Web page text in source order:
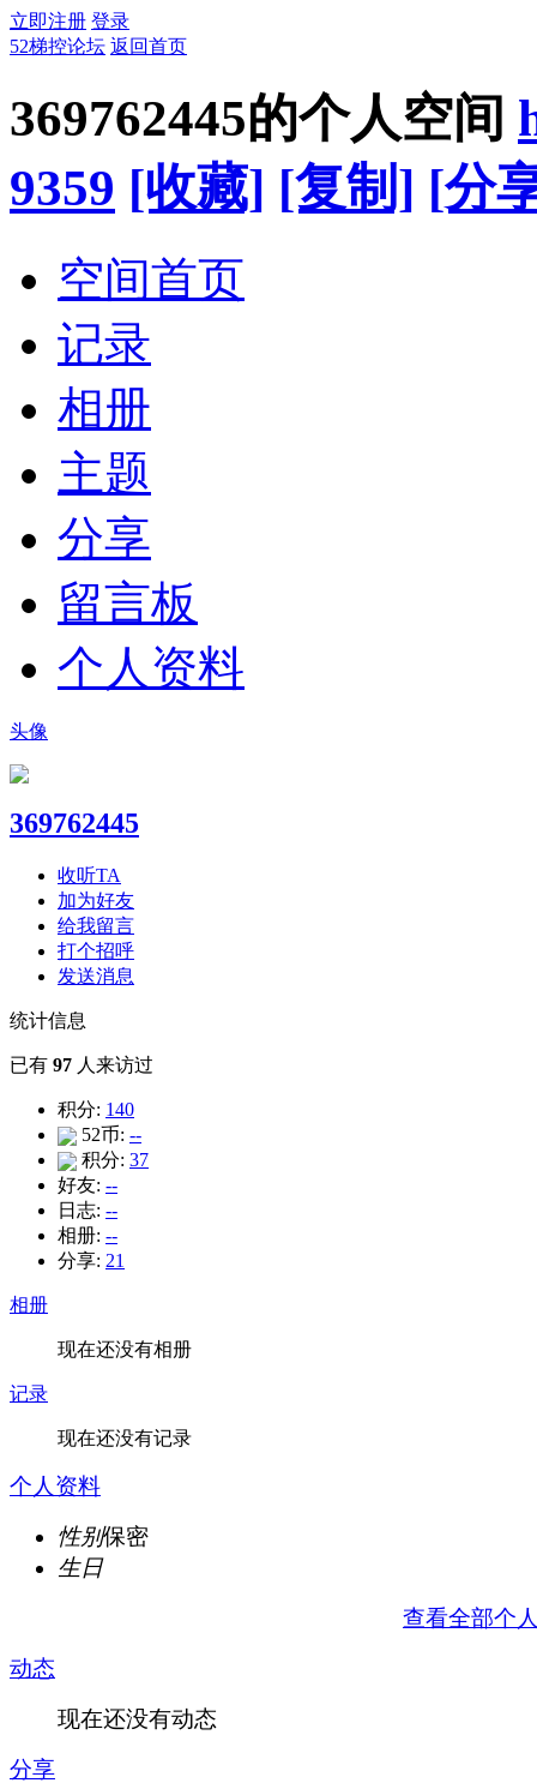
立即注册 登录
52梯控论坛 返回首页
369762445的个人空间
9359 [收藏] [复制] [分
空间首页
记录
相册
主题
分享
留言板
个人资料
头像
369762445
收听TA
加为好友
给我留言
打个招呼
发送消息
统计信息
已有 97 人来访过
积分: 140
52币: --
积分: 37
好友: --
日志: --
相册: --
分享: 21
相册
现在还没有相册
记录
现在还没有记录
个人资料
性别保密
生日
查看全部个
动态
现在还没有动态
分享